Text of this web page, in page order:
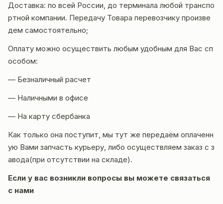
Доставка: по всей России, до терминала любой транспо
ртной компании. Передачу Товара перевозчику произве
дем самостоятельно;
Оплату можно осуществить любым удобным для Вас сп
особом:
— Безналичный расчет
— Наличными в офисе
— На карту сбербанка
Как только она поступит, мы тут же передаём оплаченн
ую Вами запчасть курьеру, либо осуществляем заказ с з
авода(при отсутствии на складе).
Если у вас возникли вопросы вы можете связаться
с нами